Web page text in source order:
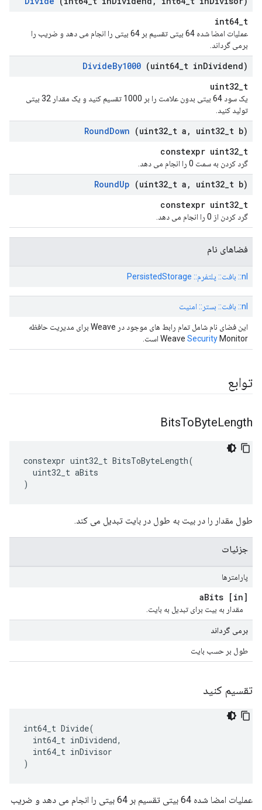
int64_t
عملیات امضا شده 64 بیتی تقسیم بر 64 بیتی را انجام می دهد و ضریب را
برمی گرداند.
DivideBy1000 (uint64 t inDividend)
uint32_t
یک سود 64 بیتی بدون علامت را بر 1000 تقسیم کنید و یک مقدار 32 بیتی
تولید کنید.
RoundDown (uint32 t a , uint32 t b)
constexpr uint32_t
گرد کردن به سمت 0 را انجام می دهد.
RoundUp (uint32 t a , uint32 t b)
constexpr uint32_t
گرد کردن از 0 را انجام می دهد.
فضاهای نام
nl:: بافت:: پلتفرم:: PersistedStorage
nl:: بافت:: بستر:: امنیت
این فضای نام شامل تمام رابط های موجود در Weave برای مدیریت حافظه
Weave Security Monitor است.
توابع
BitsToByteLength
constexpr uint32_t BitsToByteLength(
uint32_t aBits
)
طول مقدار را در بیت به طول در بایت تبدیل می کند.
جزئیات
پارامترها
[in] a
Bits
مقدار به بیت برای تبدیل به بایت.
برمی گرداند
طول بر حسب بایت
تقسیم کنید
int64_t Divide(
  int64_t inDividend,
  int64_t inDivisor
)
عملیات امضا شده 64 بیتی تقسیم بر 64 بیتی را انجام می دهد و ضریب